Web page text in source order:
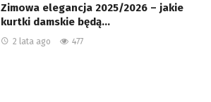
Zimowa elegancja 2025/2026 – jakie
kurtki damskie będą…
2 lata ago 477